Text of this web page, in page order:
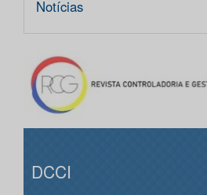
Notícias
DCCI